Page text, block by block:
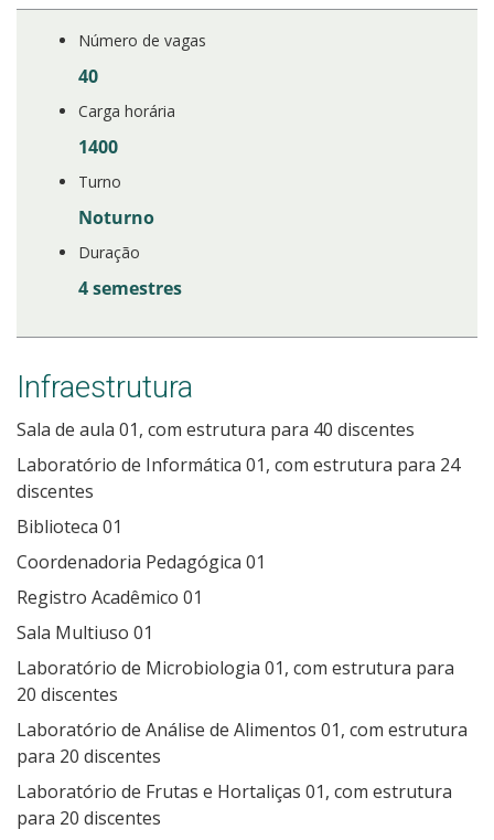
Número de vagas
40
Carga horária
1400
Turno
Noturno
Duração
4 semestres
Infraestrutura
Sala de aula 01, com estrutura para 40 discentes
Laboratório de Informática 01, com estrutura para 24
discentes
Biblioteca 01
Coordenadoria Pedagógica 01
Registro Acadêmico 01
Sala Multiuso 01
Laboratório de Microbiologia 01, com estrutura para
20 discentes
Laboratório de Análise de Alimentos 01, com estrutura
para 20 discentes
Laboratório de Frutas e Hortaliças 01, com estrutura
para 20 discentes